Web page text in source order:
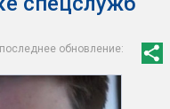
обновление: